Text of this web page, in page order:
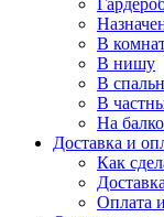
В
В нишу
В
В
На
Доставка и
Как
Доставка
Оплата